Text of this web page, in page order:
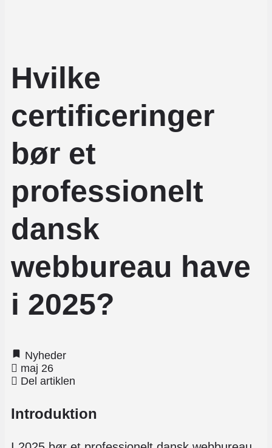
Hvilke
certificeringer
bør et
professionelt
dansk
webbureau have
i 2025?
Nyheder
maj 26
Del artiklen
Introduktion